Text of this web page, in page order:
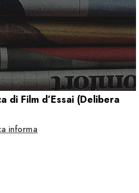
di Film d’Essai (Delibera
informa